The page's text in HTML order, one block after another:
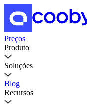
Preços
Produto
Soluções
Blog
Recursos